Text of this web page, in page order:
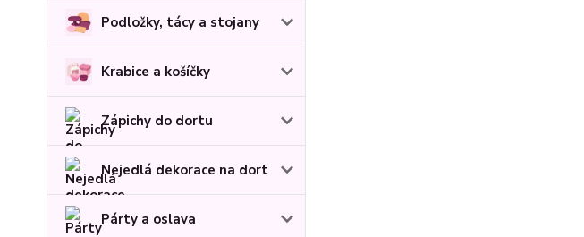
Podložky, tácy a stojany
Krabice a košíčky
Zápichy do dortu
Nejedlá dekorace na dort
Párty a oslava